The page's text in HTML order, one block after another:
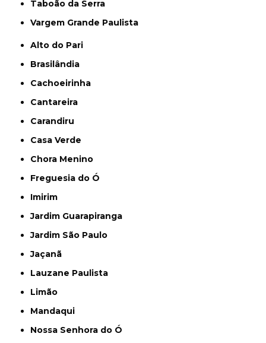
Taboão da Serra
Vargem Grande Paulista
Alto do Pari
Brasilândia
Cachoeirinha
Cantareira
Carandiru
Casa Verde
Chora Menino
Freguesia do Ó
Imirim
Jardim Guarapiranga
Jardim São Paulo
Jaçanã
Lauzane Paulista
Limão
Mandaqui
Nossa Senhora do Ó